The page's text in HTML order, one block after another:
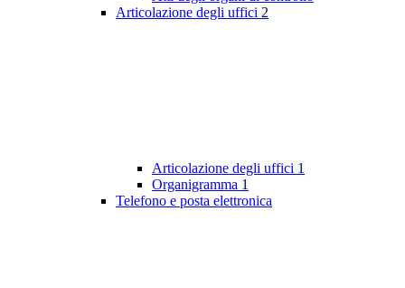
Articolazione degli uffici 2
Articolazione degli uffici 1
Organigramma 1
Telefono e posta elettronica